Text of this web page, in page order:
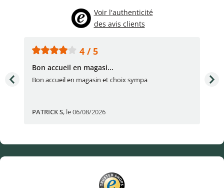
Voir l'authenticité
des avis clients
4 / 5
Bon accueil en magasi...
Bon accueil en magasin et choix sympa
PATRICK S, le 06/08/2026